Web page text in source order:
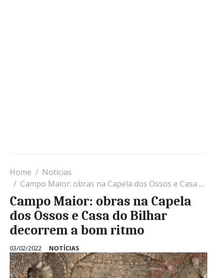
Home
Notícias
Campo Maior: obras na Capela dos Ossos e Casa do Bilhar decorrem a bom ritmo
Campo Maior: obras na Capela
dos Ossos e Casa do Bilhar
decorrem a bom ritmo
03/02/2022 NOTÍCIAS